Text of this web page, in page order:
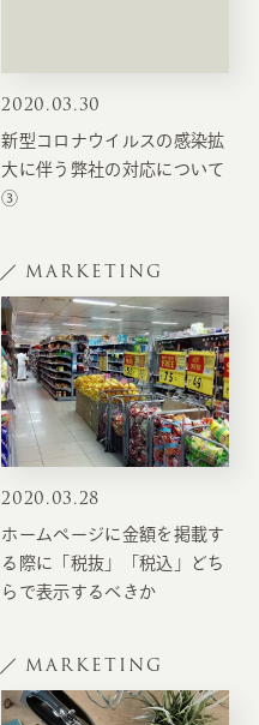
2020.03.30
新型コロナウイルスの感染拡
大に伴う弊社の対応について
③
MARKETING
2020.03.28
ホームページに金額を掲載す
る際に「税抜」「税込」どち
らで表示するべきか
MARKETING